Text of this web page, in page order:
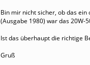
Bin mir nicht sicher, ob das
(Ausgabe 1980) war das 20W-
Ist das überhaupt die richtige
Gruß